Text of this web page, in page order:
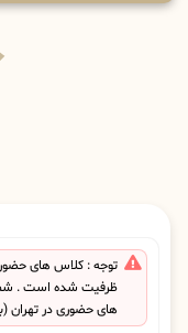
توجه : کلاس های
ظرفیت شده است . شما
های حضوری در تهران